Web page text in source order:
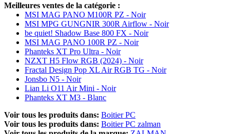
Meilleures ventes de la catégorie :
MSI MAG PANO M100R PZ - Noir
MSI MPG GUNGNIR 300R Airflow - Noir
be quiet! Shadow Base 800 FX - Noir
MSI MAG PANO 100R PZ - Noir
Phanteks XT Pro Ultra - Noir
NZXT H5 Flow RGB (2024) - Noir
Fractal Design Pop XL Air RGB TG - Noir
Jonsbo N5 - Noir
Lian Li O11 Air Mini - Noir
Phanteks XT M3 - Blanc
Voir tous les produits dans: Boitier PC
Voir tous les produits dans: Boitier PC zalman